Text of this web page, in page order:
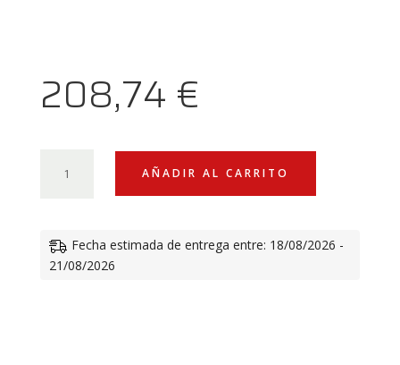
208,74 €
CARBONO
DUCATI
CANTIDAD
AÑADIR AL CARRITO
Fecha estimada de entrega entre: 18/08/2026 -
21/08/2026